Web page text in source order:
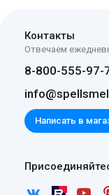
Контакты
Отвечаем
8-800-555-97-
Написать в